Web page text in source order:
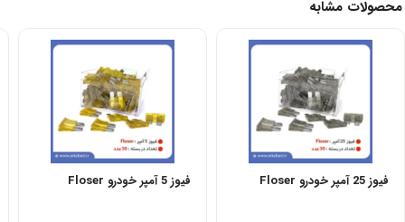
محصولات مشابه
فیوز 25 آمپر خودرو Floser فیوز 5 آمپر خودرو Floser